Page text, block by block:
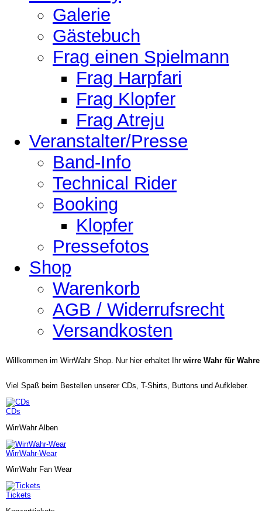
Galerie
Gästebuch
Frag einen Spielmann
Frag Harpfari
Frag Klopfer
Frag Atreju
Veranstalter/Presse
Band-Info
Technical Rider
Booking
Klopfer
Pressefotos
Shop
Warenkorb
AGB / Widerrufsrecht
Versandkosten
Willkommen im WirrWahr Shop. Nur hier erhaltet Ihr wirre Wahr für Wahre
Viel Spaß beim Bestellen unserer CDs, T-Shirts, Buttons und Aufkleber.
CDs
WirrWahr Alben
WirrWahr-Wear
WirrWahr Fan Wear
Tickets